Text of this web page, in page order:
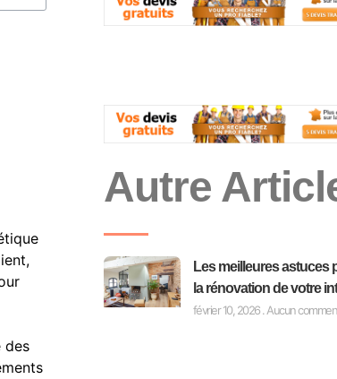
des
Autre
Les meilleures astuces
la rénovation de votre
février 10, 2026 Aucun